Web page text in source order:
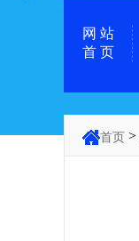
网 站
首 页
首页 >